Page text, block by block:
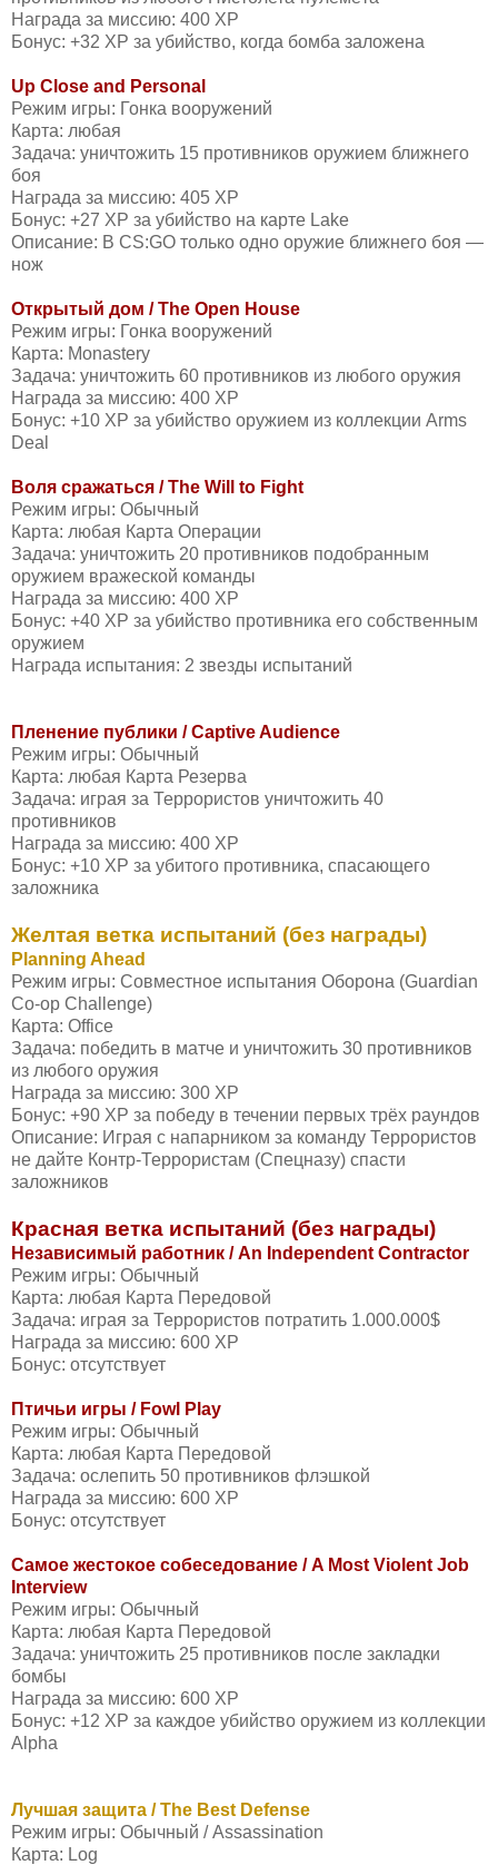
Награда за миссию: 400 XP
Бонус: +32 XP за убийство, когда бомба заложена
Up Close and Personal
Режим игры: Гонка вооружений
Карта: любая
Задача: уничтожить 15 противников оружием ближнего
боя
Награда за миссию: 405 XP
Бонус: +27 XP за убийство на карте Lake
Описание: В CS:GO только одно оружие ближнего боя —
нож
Открытый дом / The Open House
Режим игры: Гонка вооружений
Карта: Monastery
Задача: уничтожить 60 противников из любого оружия
Награда за миссию: 400 XP
Бонус: +10 XP за убийство оружием из коллекции Arms
Deal
Воля сражаться / The Will to Fight
Режим игры: Обычный
Карта: любая Карта Операции
Задача: уничтожить 20 противников подобранным
оружием вражеской команды
Награда за миссию: 400 XP
Бонус: +40 XP за убийство противника его собственным
оружием
Награда испытания: 2 звезды испытаний
Пленение публики / Captive Audience
Режим игры: Обычный
Карта: любая Карта Резерва
Задача: играя за Террористов уничтожить 40
противников
Награда за миссию: 400 XP
Бонус: +10 XP за убитого противника, спасающего
заложника
Желтая ветка испытаний (без награды)
Planning Ahead
Режим игры: Совместное испытания Оборона (Guardian
Co-op Challenge)
Карта: Office
Задача: победить в матче и уничтожить 30 противников
из любого оружия
Награда за миссию: 300 XP
Бонус: +90 XP за победу в течении первых трёх раундов
Описание: Играя с напарником за команду Террористов
не дайте Контр-Террористам (Спецназу) спасти
заложников
Красная ветка испытаний (без награды)
Независимый работник / An Independent Contractor
Режим игры: Обычный
Карта: любая Карта Передовой
Задача: играя за Террористов потратить 1.000.000$
Награда за миссию: 600 XP
Бонус: отсутствует
Птичьи игры / Fowl Play
Режим игры: Обычный
Карта: любая Карта Передовой
Задача: ослепить 50 противников флэшкой
Награда за миссию: 600 XP
Бонус: отсутствует
Самое жестокое собеседование / A Most Violent Job
Interview
Режим игры: Обычный
Карта: любая Карта Передовой
Задача: уничтожить 25 противников после закладки
бомбы
Награда за миссию: 600 XP
Бонус: +12 XP за каждое убийство оружием из коллекции
Alpha
Лучшая защита / The Best Defense
Режим игры: Обычный / Assassination
Карта: Log